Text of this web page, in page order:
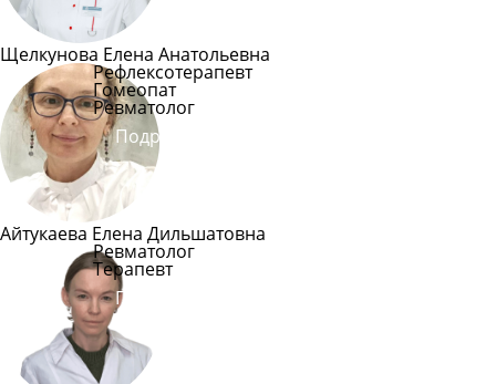
Щелкунова Елена Анатольевна
Рефлексотерапевт
Гомеопат
Ревматолог
Подробнее
Айтукаева Елена Дильшатовна
Ревматолог
Терапевт
Подробнее